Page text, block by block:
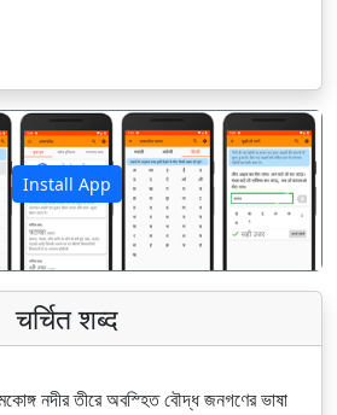
Install App
अगला
चर्चित शब्द
নদীর তীরে অবস্হিত বৌদ্ধ জনগণের ভাষা